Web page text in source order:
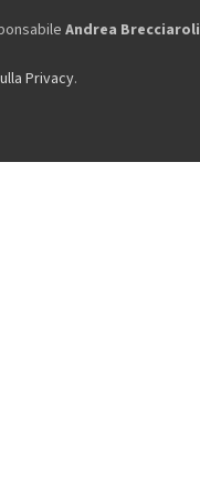
Andrea Brecciaroli
Privacy.